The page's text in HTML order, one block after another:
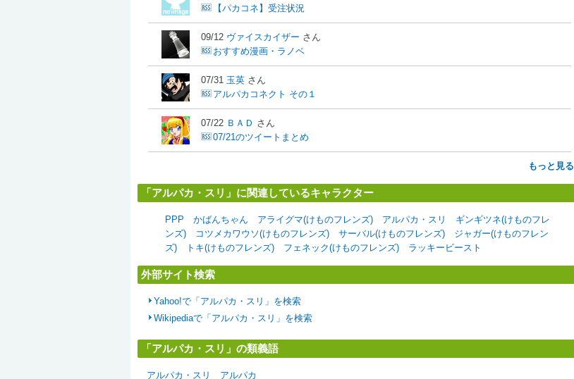
【パカコネ】受注状況
09/12 ヴァイスカイザー さん
おすすめ漫画・ラノベ
07/31 玉英 さん
アルパカコネクト その１
07/22 ＢＡＤ さん
07/21のツイートまとめ
もっと見る
「アルパカ・スリ」に関連しているキャラクター
PPP かばんちゃん アライグマ(けものフレンズ) アルパカ・スリ
ギンギツネ(けものフレ
ンズ)
コツメカワウソ(けものフレンズ) サーバル(けものフレンズ)
ジャガー(けものフレン
ズ)
トキ(けものフレンズ) フェネック(けものフレンズ) ラッキービースト
外部サイト検索
Yahoo!で「アルパカ・スリ」を検索
Wikipediaで「アルパカ・スリ」を検索
「アルパカ・スリ」の類義語
アルパカ・スリ アルパカ